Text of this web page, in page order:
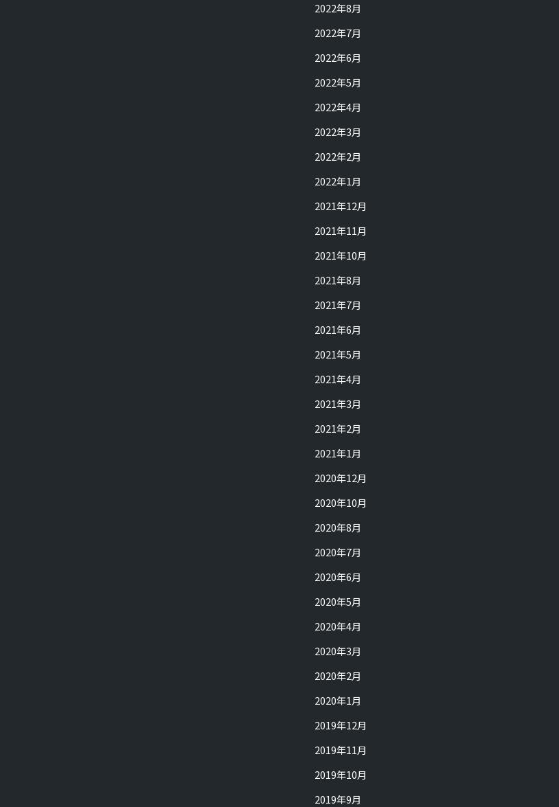
2022年8月
2022年7月
2022年6月
2022年5月
2022年4月
2022年3月
2022年2月
2022年1月
2021年12月
2021年11月
2021年10月
2021年8月
2021年7月
2021年6月
2021年5月
2021年4月
2021年3月
2021年2月
2021年1月
2020年12月
2020年10月
2020年8月
2020年7月
2020年6月
2020年5月
2020年4月
2020年3月
2020年2月
2020年1月
2019年12月
2019年11月
2019年10月
2019年9月